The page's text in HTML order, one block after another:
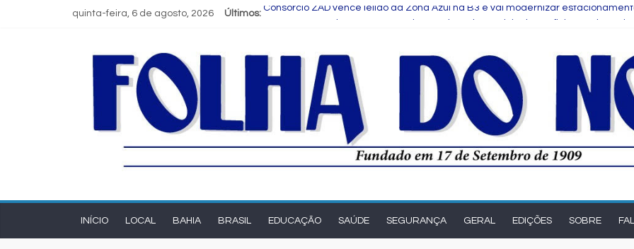
quinta-feira, 6 de agosto, 2026 Últimos: Consórcio ZAD vence leilão da Zona Azul na B3 e vai modernizar
FIEB lança Comitê das Cadeias Química e Petroquímica com o objetivo de
Nordeste deve produzir mais de 1 milhão de toneladas de algodão pela
INÍCIO LOCAL BAHIA BRASIL EDUCAÇÃO SAÚDE SEGURANÇA GERAL EDIÇÕES SOBRE